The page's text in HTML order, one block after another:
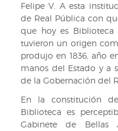
Felipe V. A esta
de Real Pública con
que hoy es Biblioteca
tuvieron un origen
produjo en 1836, año
manos del Estado y a
de la Gobernación del
En la constitución
Biblioteca es
Gabinete de